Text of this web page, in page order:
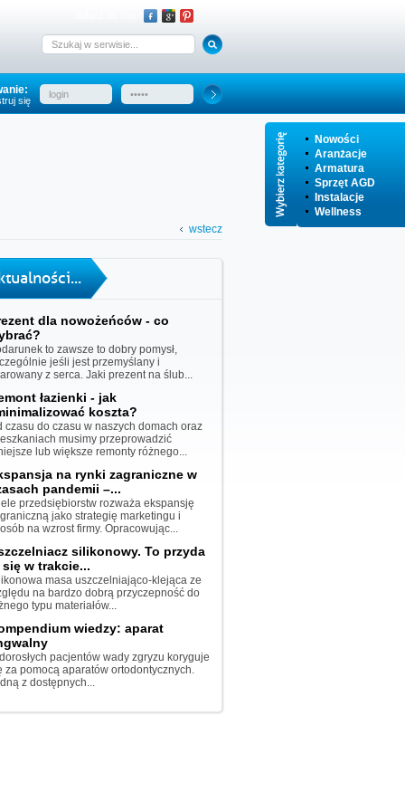
Nowości
Aranżacje
Armatura
Sprzęt AGD
Instalacje
Wellness
się
wstecz
dla nowożeńców - co
to zawsze to dobry pomysł,
jeśli jest przemyślany i
z serca. Jaki prezent na ślub...
łazienki - jak
koszta?
czasu do czasu w naszych domach oraz
musimy przeprowadzić
lub większe remonty różnego...
na rynki zagraniczne w
pandemii –...
przedsiębiorstw rozważa ekspansję
jako strategię marketingu i
na wzrost firmy. Opracowując...
silikonowy. To przyda
w trakcie...
masa uszczelniająco-klejąca ze
na bardzo dobrą przyczepność do
typu materiałów...
wiedzy: aparat
pacjentów wady zgryzu koryguje
za pomocą aparatów ortodontycznych.
z dostępnych...